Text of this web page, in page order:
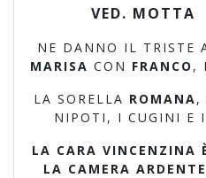
VED.
NE DANNO IL TRISTE
MARISA CON FRANCO ,
LA SORELLA ROMANA,
NIPOTI, I CUGINI E
LA CARA VINCENZINA
LA CAMERA